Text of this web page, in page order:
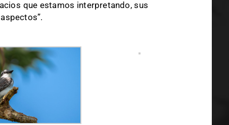
que estamos interpretando, sus